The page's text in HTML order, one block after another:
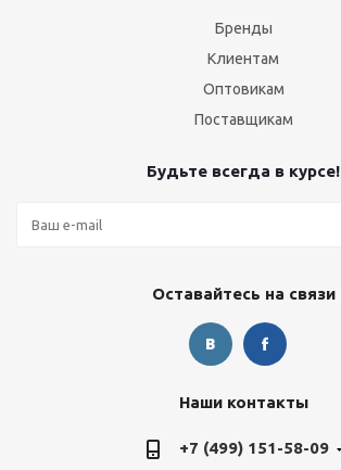
Бренды
Клиентам
Оптовикам
Поставщикам
Будьте всегда в курсе!
Оставайтесь на связи
Наши контакты
+7 (499) 151-58-09